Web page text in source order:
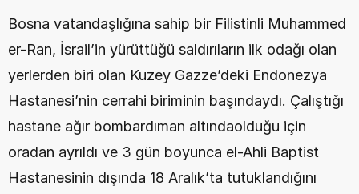
Bosna vatandaşlığına sahip bir Filistinli Muhammed
er-Ran, İsrail’in yürüttüğü saldırıların ilk odağı olan
yerlerden biri olan Kuzey Gazze’deki Endonezya
Hastanesi’nin cerrahi biriminin başındaydı. Çalıştığı
hastane ağır bombardıman altındaolduğu için
oradan ayrıldı ve 3 gün boyunca el-Ahli Baptist
Hastanesinin dışında 18 Aralık’ta tutuklandığını